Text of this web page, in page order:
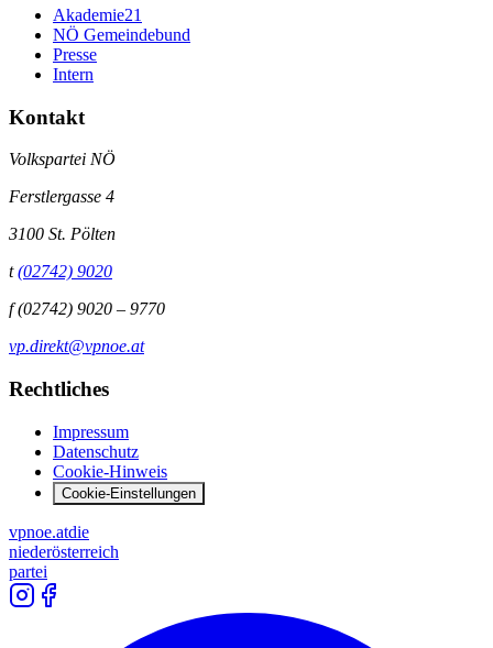
Akademie21
NÖ Gemeindebund
Presse
Intern
Kontakt
Volkspartei NÖ
Ferstlergasse 4
3100 St. Pölten
t (02742) 9020
f (02742) 9020 – 9770
vp.direkt@vpnoe.at
Rechtliches
Impressum
Datenschutz
Cookie-Hinweis
Cookie-Einstellungen
vpnoe.atdie
niederösterreich
partei